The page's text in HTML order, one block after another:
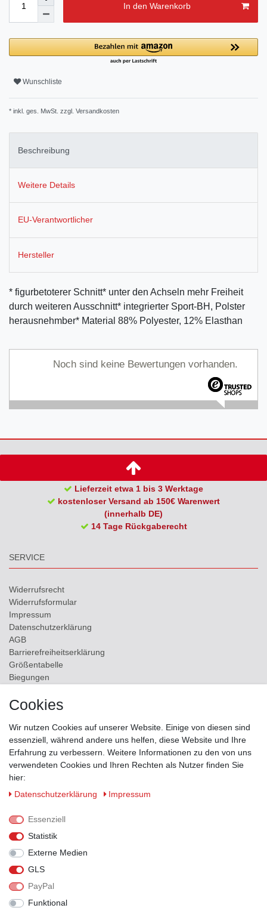
In den Warenkorb
Wunschliste
* inkl. ges. MwSt. zzgl. Versandkosten
Beschreibung
Weitere Details
EU-Verantwortlicher
Hersteller
* figurbetoterer Schnitt* unter den Achseln mehr Freiheit
durch weiteren Ausschnitt* integrierter Sport-BH, Polster
herausnehmber* Material 88% Polyester, 12% Elasthan
Noch sind keine Bewertungen vorhanden.
Lieferzeit etwa 1 bis 3 Werktage
kostenloser Versand ab 150€ Warenwert
(innerhalb DE)
14 Tage Rückgaberecht
SERVICE
Widerrufs­recht
Widerrufs­formular
Impressum
Daten­schutz­erklärung
AGB
Barrierefreiheitserklärung
Größentabelle
Biegungen
Kontakt
ZAHLUNGSMÖGLICHKEITEN
VERSANDPARTNER
Cookies
Wir nutzen Cookies auf unserer Website. Einige von diesen sind
essenziell, während andere uns helfen, diese Website und Ihre
Erfahrung zu verbessern. Weitere Informationen zu den von uns
verwendeten Cookies und Ihren Rechten als Nutzer finden Sie
hier:
Daten­schutz­erklärung
Impressum
Essenziell
Statistik
Externe Medien
GLS
PayPal
Funktional